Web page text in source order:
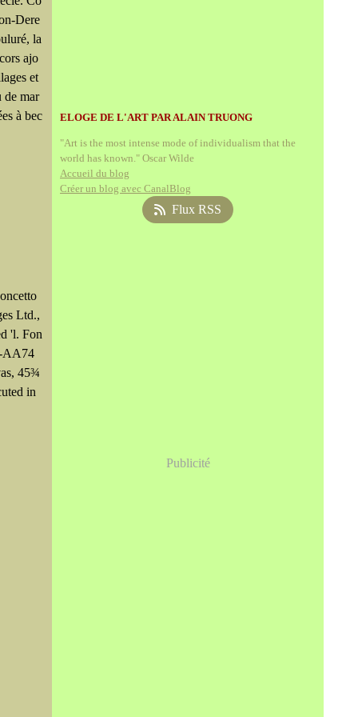
Dere
la
ajo
et
de mar
à bec
Ltd.,
'l. Fon
AA74
45¾
in
ELOGE DE L'ART PAR ALAIN TRUONG
"Art is the most intense mode of individualism that the
world has known." Oscar Wilde
Accueil du blog
Créer un blog avec CanalBlog
Flux RSS
Publicité